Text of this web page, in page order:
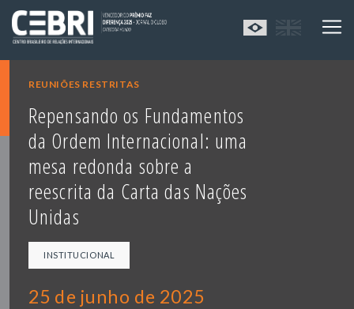
REUNIÕES RESTRITAS
Repensando os Fundamentos
da Ordem Internacional: uma
mesa redonda sobre a
reescrita da Carta das Nações
Unidas
INSTITUCIONAL
25 de junho de 2025